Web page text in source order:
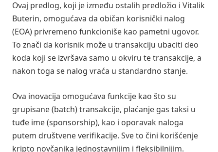
Ovaj predlog, koji je između ostalih predložio i Vitalik
Buterin, omogućava da običan korisnički nalog
(EOA) privremeno funkcioniše kao pametni ugovor.
To znači da korisnik može u transakciju ubaciti deo
koda koji se izvršava samo u okviru te transakcije, a
nakon toga se nalog vraća u standardno stanje.
Ova inovacija omogućava funkcije kao što su
grupisane (batch) transakcije, plaćanje gas taksi u
tuđe ime (sponsorship), kao i oporavak naloga
putem društvene verifikacije. Sve to čini korišćenje
kripto novčanika jednostavnijim i fleksibilnijim.